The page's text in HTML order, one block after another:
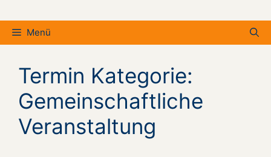
Menü
Termin Kategorie:
Gemeinschaftliche
Veranstaltung